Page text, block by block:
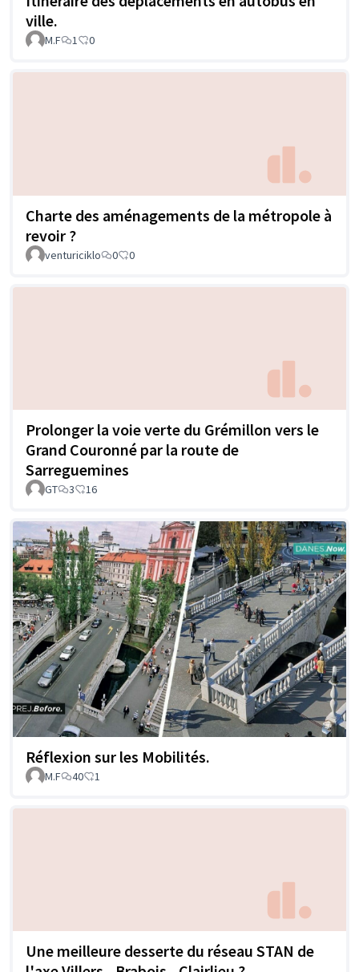
ville.
M.F 1 0
Charte des aménagements de la métropole à
revoir ?
venturiciklo 0 0
Prolonger la voie verte du Grémillon vers le
Grand Couronné par la route de
Sarreguemines
GT 3 16
Réflexion sur les Mobilités.
M.F 40 1
Une meilleure desserte du réseau STAN de